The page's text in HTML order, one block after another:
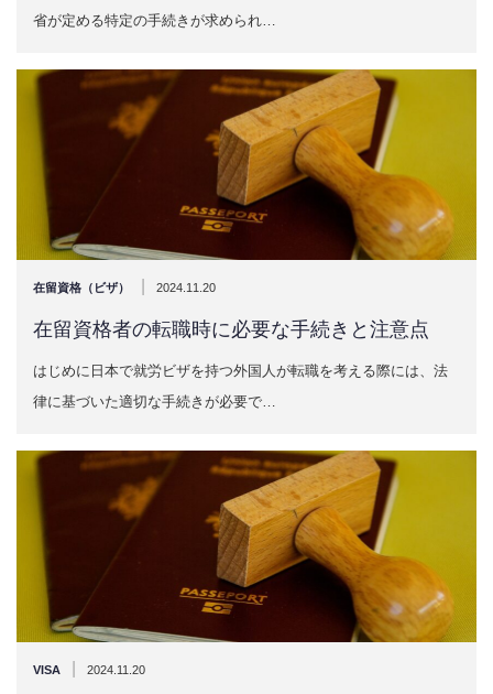
省が定める特定の手続きが求められ…
在留資格（ビザ） 2024.11.20
在留資格者の転職時に必要な手続きと注意点
はじめに日本で就労ビザを持つ外国人が転職を考える際には、法
律に基づいた適切な手続きが必要で…
VISA 2024.11.20